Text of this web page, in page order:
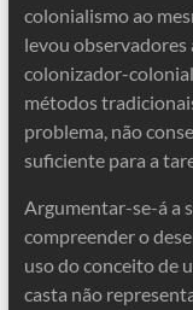
colonialismo ao
levou observadores
colonizador-
métodos
problema, não
suficiente para a
Argumentar-se-á a
compreender o
uso do conceito de
casta não